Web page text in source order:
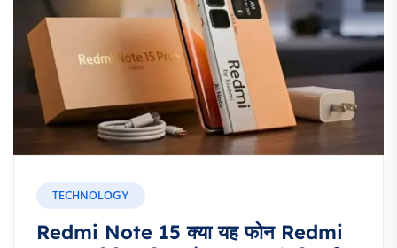
TECHNOLOGY
Redmi Note 15 क्या यह फोन Redmi